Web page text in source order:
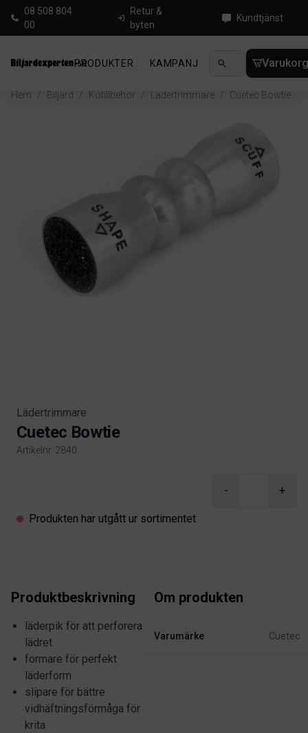
08 508 804
00
Retur &
byten
Kundtjänst
PRODUKTER KAMPANJ NYHETER
Hem / Biljard / Kötillbehör / Lädertrimmare / Cuetec Bowtie
Lädertrimmare
Cuetec Bowtie
Artikelnr. 2840
- +
Produkten har utgått ur sortimentet
Produktbeskrivning
läderpik för att perforera
lädret
formare för perfekt
läderform
slipare för bättre
vidhäftningsförmåga för
krita
Om produkten
Varumärke Cuetec